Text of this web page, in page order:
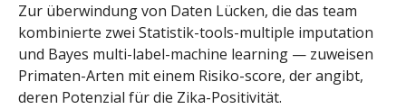
Zur überwindung von Daten Lücken, die das team
kombinierte zwei Statistik-tools-multiple imputation
und Bayes multi-label-machine learning — zuweisen
Primaten-Arten mit einem Risiko-score, der angibt,
deren Potenzial für die Zika-Positivität.